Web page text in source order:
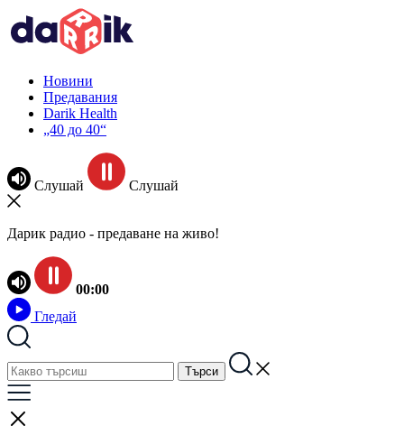
Новини
Предавания
Darik Health
„40 до 40“
Слушай Слушай
Дарик радио - предаване на живо!
00:00
Гледай